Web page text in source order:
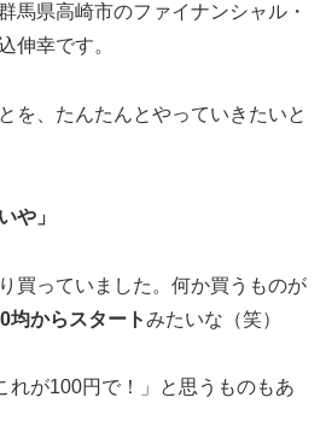
馬県高崎市のファイナンシャル・
伸幸です。
を、たんたんとやっていきたいと
や」
買っていました。何か買うものが
均からスタートみたいな（笑）
れが100円で！」と思うものもあ